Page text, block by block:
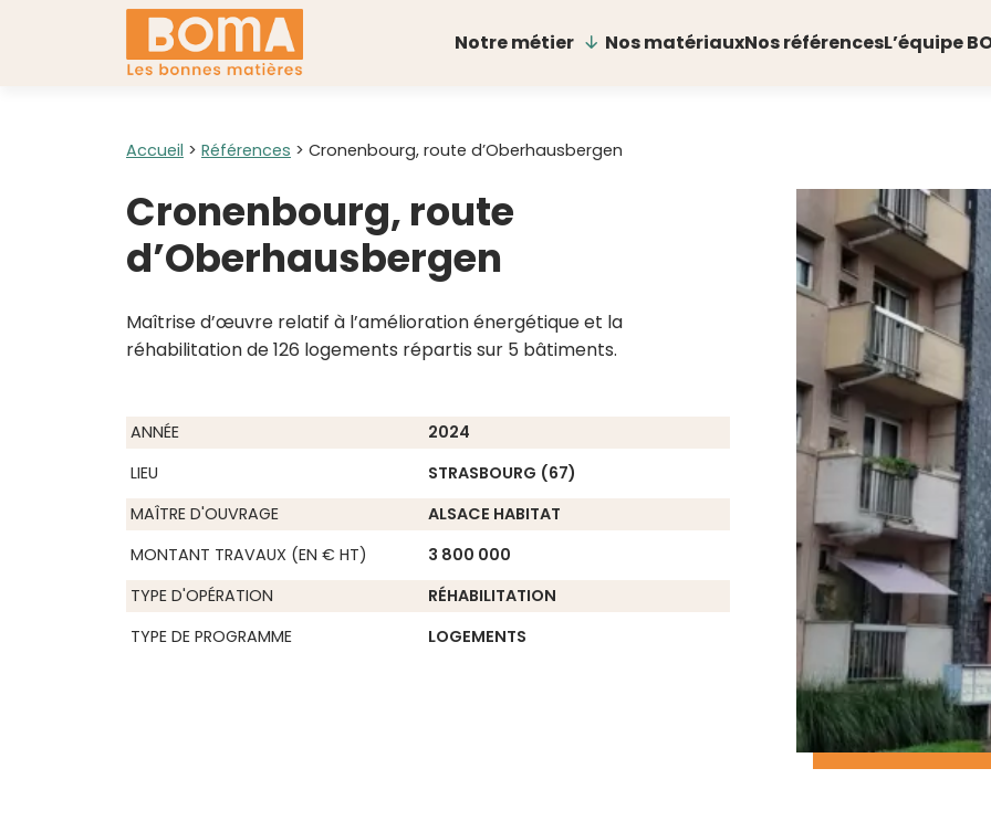
Notre métier Nos matériauxNos référencesL’équipe
Accueil > Références > Cronenbourg, route d’Oberhausbergen
Cronenbourg, route
d’Oberhausbergen
Maîtrise d’œuvre relatif à l’amélioration énergétique et la
réhabilitation de 126 logements répartis sur 5 bâtiments.
ANNÉE
2024
LIEU
STRASBOURG (67)
MAÎTRE D'OUVRAGE
ALSACE HABITAT
MONTANT TRAVAUX (EN € HT)
3 800 000
TYPE D'OPÉRATION
RÉHABILITATION
TYPE DE PROGRAMME
LOGEMENTS